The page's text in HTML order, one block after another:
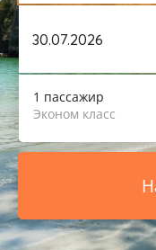
1 пассажир
Эконом класс